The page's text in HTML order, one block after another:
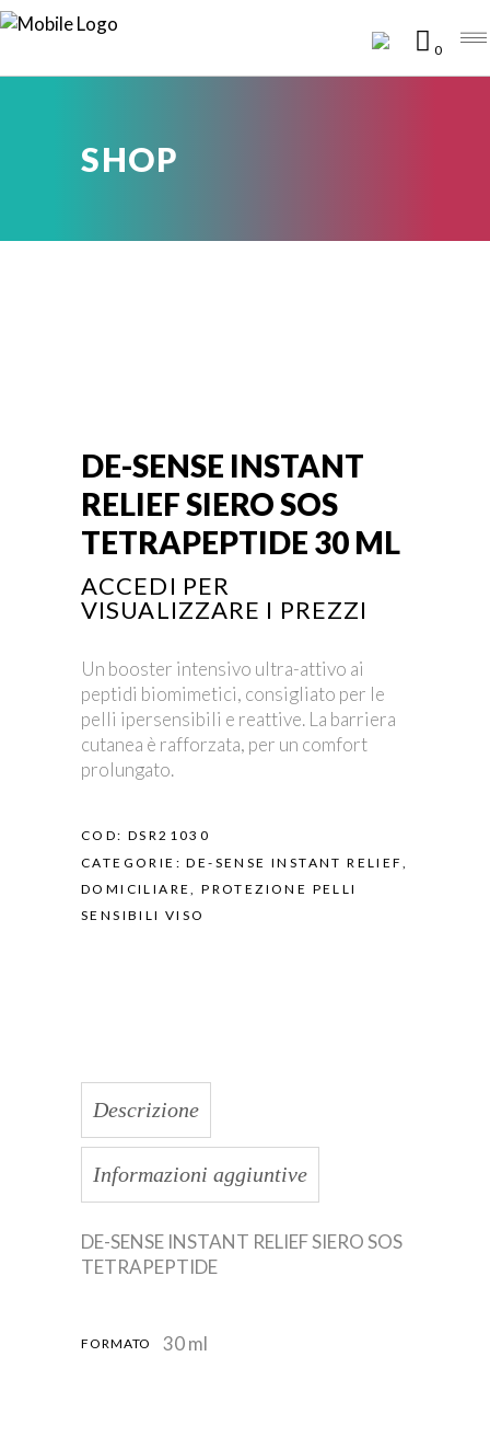
0
SHOP
DE-SENSE INSTANT
RELIEF SIERO SOS
TETRAPEPTIDE 30 ML
ACCEDI PER
VISUALIZZARE I PREZZI
Un booster intensivo ultra-attivo ai
peptidi biomimetici, consigliato per le
pelli ipersensibili e reattive. La barriera
cutanea è rafforzata, per un comfort
prolungato.
COD: DSR21030
CATEGORIE:DE-SENSE INSTANT RELIEF ,
DOMICILIARE,PROTEZIONE PELLI
SENSIBILI VISO
Descrizione
Informazioni aggiuntive
DE-SENSE INSTANT RELIEF SIERO SOS
TETRAPEPTIDE
FORMATO 30 ml